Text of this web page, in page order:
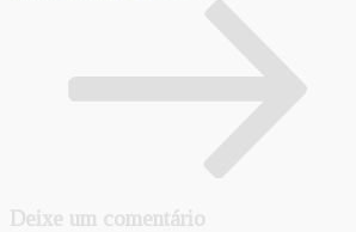
Deixe um comentário